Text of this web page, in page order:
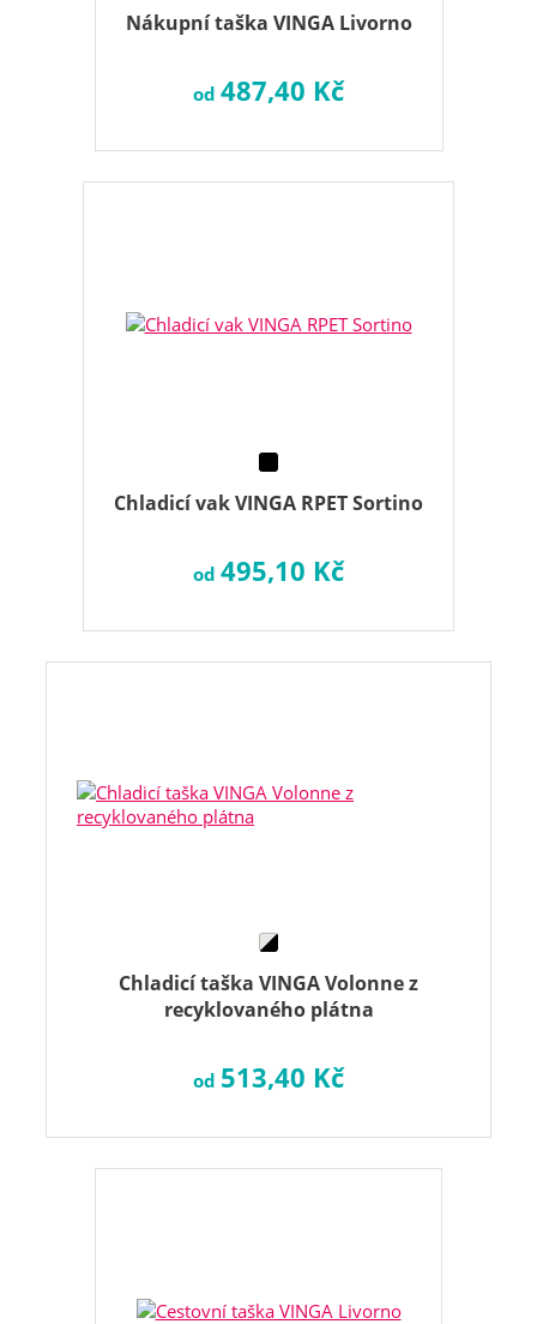
Nákupní taška VINGA Livorno
od 487,40 Kč
Chladicí vak VINGA RPET Sortino
od 495,10 Kč
Chladicí taška VINGA Volonne z
recyklovaného plátna
od 513,40 Kč